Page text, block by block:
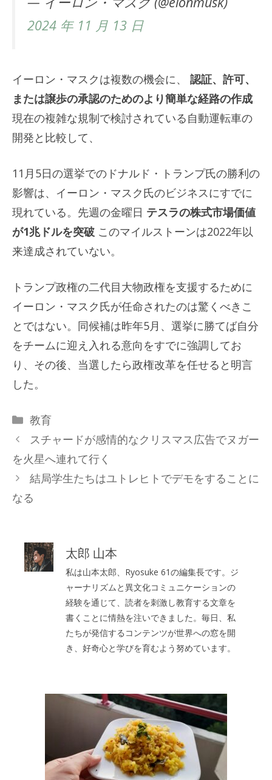
2024 年 11 月 13 日
イーロン・マスクは複数の機会に、 認証、許可、
または譲歩の承認のためのより簡単な経路の作成
現在の複雑な規制で検討されている自動運転車の
開発と比較して、
11月5日の選挙でのドナルド・トランプ氏の勝利の
影響は、イーロン・マスク氏のビジネスにすでに
現れている。先週の金曜日 テスラの株式市場価値
が1兆ドルを突破 このマイルストーンは2022年以
来達成されていない。
トランプ政権の二代目大物政権を支援するために
イーロン・マスク氏が任命されたのは驚くべきこ
とではない。同候補は昨年5月、選挙に勝てば自分
をチームに迎え入れる意向をすでに強調してお
り、その後、当選したら政権改革を任せると明言
した。
カ
テ
リ
ー
教育
スチャードが感情的なクリスマス広告でヌガー
を火星へ連れて行く
結局学生たちはユトレヒトでデモをすることに
なる
太郎 山本
私は山本太郎、Ryosuke 61の編集長です。ジ
ャーナリズムと異文化コミュニケーションの
経験を通じて、読者を刺激し教育する文章を
書くことに情熱を注いできました。毎日、私
たちが発信するコンテンツが世界への窓を開
き、好奇心と学びを育むよう努めています。